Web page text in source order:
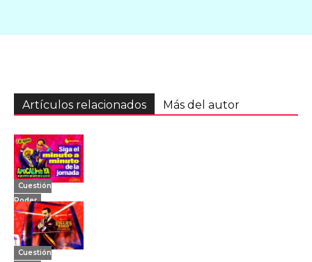
Artículos relacionados Más del autor
Cuestión
Poder
Cuestión